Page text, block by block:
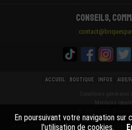
Conseils,
ACCUEIL BOUTIQUE INFOS AIDE/
Conditions générales
Mentions
La societé BRIQUESPASSION® n'est ni Cautionnée ni
En poursuivant votre navigation sur
l'utilisation de cookies.